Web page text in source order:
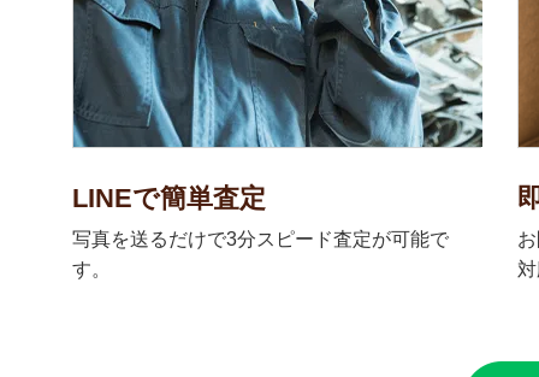
LINEで簡単査定
写真を送るだけで3分スピード査定が可能で
す。